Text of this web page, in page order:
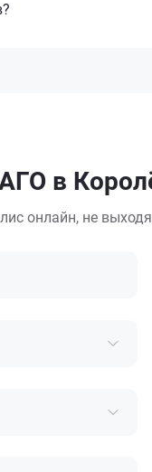
в
онлайн, не